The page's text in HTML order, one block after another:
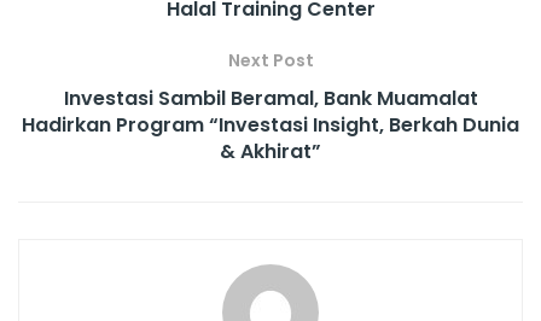
Halal Training Center
Next Post
Investasi Sambil Beramal, Bank Muamalat
Hadirkan Program “Investasi Insight, Berkah Dunia
& Akhirat”